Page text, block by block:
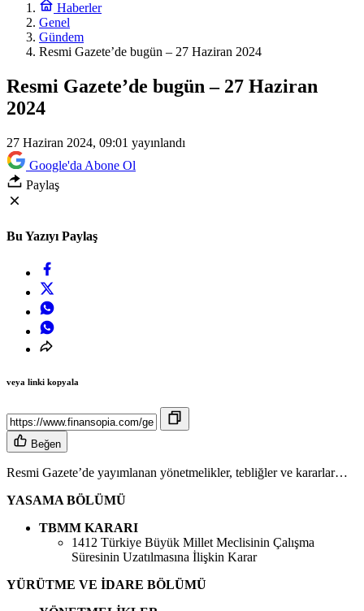
Haberler
Genel
Gündem
Resmi Gazete’de bugün – 27 Haziran 2024
Resmi Gazete’de bugün – 27 Haziran
2024
27 Haziran 2024, 09:01 yayınlandı
Google'da Abone Ol
Paylaş
Bu Yazıyı Paylaş
veya linki kopyala
Beğen
Resmi Gazete’de yayımlanan yönetmelikler, tebliğler ve kararlar…
YASAMA BÖLÜMÜ
TBMM KARARI
1412 Türkiye Büyük Millet Meclisinin Çalışma
Süresinin Uzatılmasına İlişkin Karar
YÜRÜTME VE İDARE BÖLÜMÜ